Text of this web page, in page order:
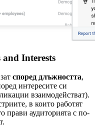
and Interests
според длъжността,
интересите си
взаимодействат).
в които работят
прави аудиторията с по-